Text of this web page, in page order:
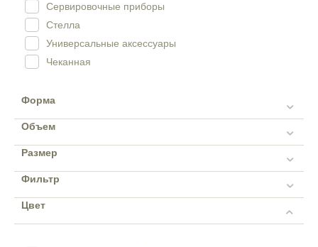
Френч-прессы
Чайники заварочные
Чайники капельные
Чашки
Щипцы
Сервировочные приборы
Стелла
Универсальные аксессуары
Чеканная
Форма
Объем
Размер
Фильтр
Цвет